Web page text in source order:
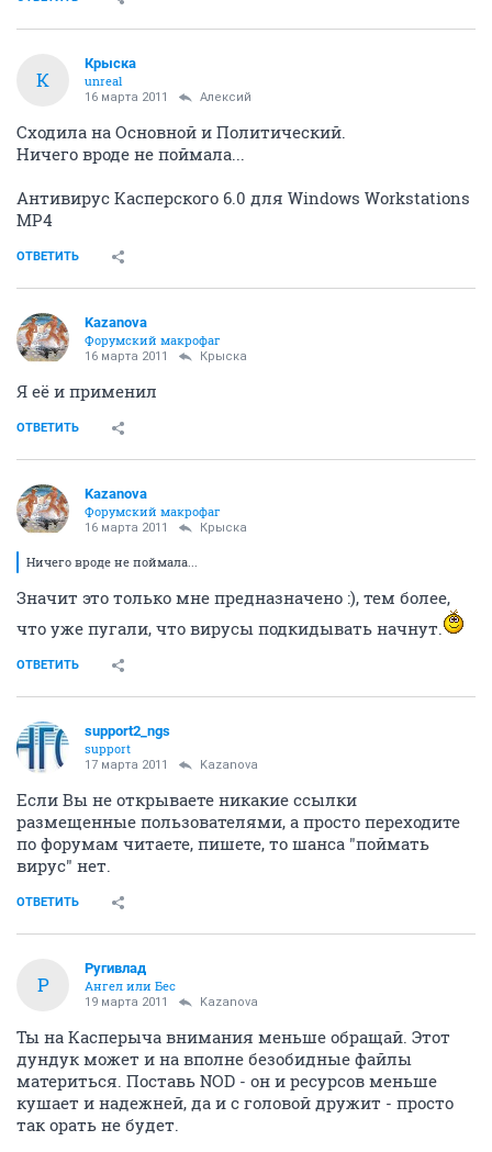
К
Крыска
unreal
16 марта 2011 Алексий
Сходила на Основной и Политический.
Ничего вроде не поймала...
Антивирус Касперского 6.0 для Windows Workstations
MP4
ОТВЕТИТЬ
Kazanova
Форумский макрофаг
16 марта 2011 Крыска
Я её и применил
ОТВЕТИТЬ
Kazanova
Форумский макрофаг
16 марта 2011 Крыска
Ничего вроде не поймала...
Значит это только мне предназначено :), тем более,
что уже пугали, что вирусы подкидывать начнут.
ОТВЕТИТЬ
support2_ngs
support
17 марта 2011 Kazanova
Если Вы не открываете никакие ссылки
размещенные пользователями, а просто переходите
по форумам читаете, пишете, то шанса "поймать
вирус" нет.
ОТВЕТИТЬ
Р
Ругивлад
Ангел или Бес
19 марта 2011 Kazanova
Ты на Касперыча внимания меньше обращай. Этот
дундук может и на вполне безобидные файлы
материться. Поставь NOD - он и ресурсов меньше
кушает и надежней, да и с головой дружит - просто
так орать не будет.